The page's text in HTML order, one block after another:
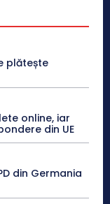
plătește
online, iar
din UE
din Germania